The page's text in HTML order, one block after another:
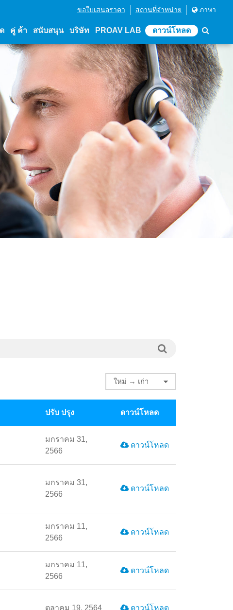
ขอใบเสนอราคา สถานที่จําหน่าย ภาษา
คู่ ค้า สนับสนุน บริษัท PROAV LAB ดาวน์โหลด
ปรับ ปรุง ดาวน์โหลด
มกราคม 31,
2566
ดาวน์โหลด
มกราคม 31,
2566
ดาวน์โหลด
มกราคม 11,
2566
ดาวน์โหลด
มกราคม 11,
2566
ดาวน์โหลด
ตุลาคม 19, 2564 ดาวน์โหลด